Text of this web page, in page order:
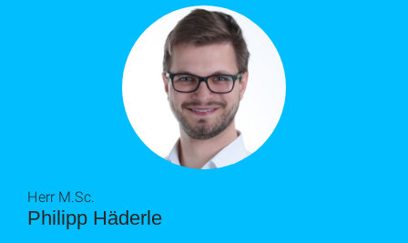
Philipp Häderle
Herr M.Sc.